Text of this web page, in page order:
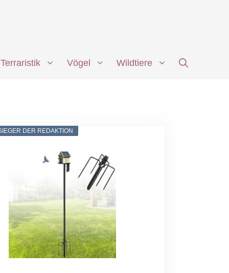
Terraristik Vögel Wildtiere
DER REDAKTION